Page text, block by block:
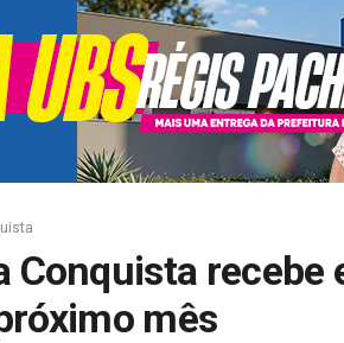
Conquista recebe
mês